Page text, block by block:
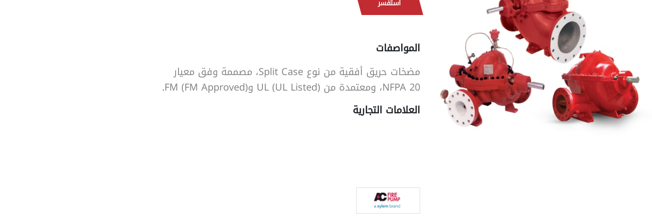
استفسر
المواصفات
مضخات حريق أفقية من نوع Split Case، مصممة وفق معيار
NFPA 20، ومعتمدة من UL (UL Listed) وFM (FM Approved).
العلامات التجارية